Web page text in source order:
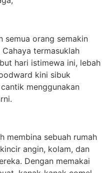
semua orang semakin
termasuklah
hari istimewa ini, lebah
kini sibuk
menggunakan
membina sebuah rumah
angin, kolam, dan
Dengan memakai